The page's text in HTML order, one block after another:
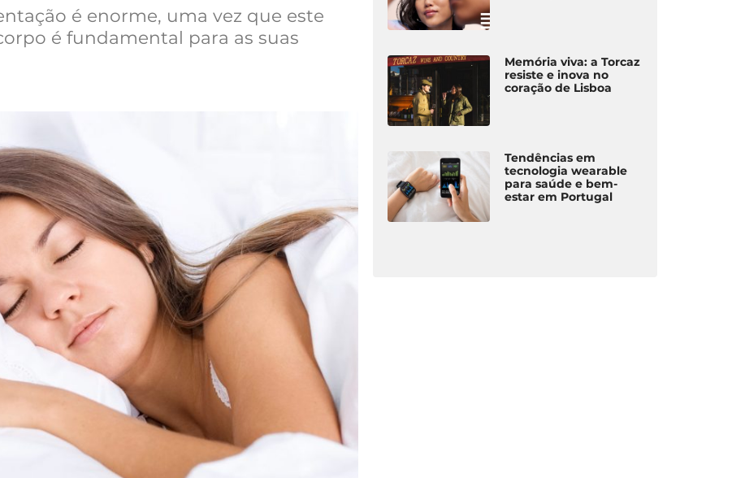
é enorme, uma vez que este
é fundamental para as suas
Memória viva: a Torcaz
resiste e inova no
coração de Lisboa
Tendências em
tecnologia wearable
para saúde e bem-
estar em Portugal